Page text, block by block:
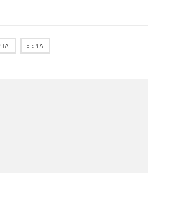
ΞΈΝΑ